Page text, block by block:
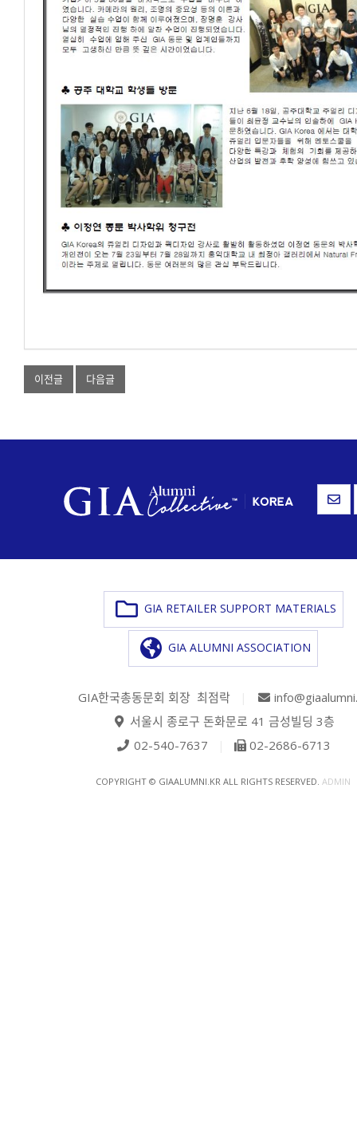
이전글 다음글
GIA RETAILER SUPPORT MATERIALS
GIA ALUMNI ASSOCIATION
GIA한국총동문회 회장 최점락
서울시 종로구 돈화문로 41 금성빌딩 3층
02-540-7637
02-2686-6713
COPYRIGHT © GIAALUMNI.KR ALL RIGHTS RESERVED. ADMIN